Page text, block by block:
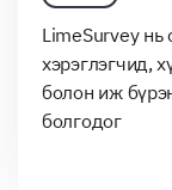
LimeSurvey нь
хэрэглэгчид,
болон иж
болгодог